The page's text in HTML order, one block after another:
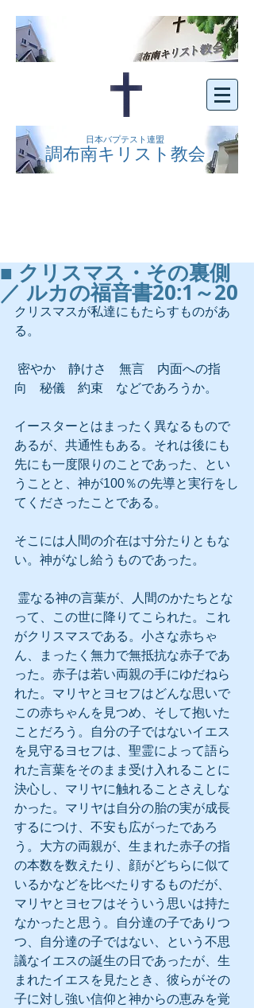
日本バプテスト連盟
調布南キリスト教会
■ クリスマス・その裏側
／ ルカの福音書20:1～20
クリスマスが私達にもたらすものがあ
る。
向　秘儀　約束　などであろうか。
イースターとはまったく異なるもので
あるが、共通性もある。それは後にも
先にも一度限りのことであった、とい
うことと、神が100％の先導と実行をし
てくださったことである。
そこには人間の介在は寸分たりともな
い。神がなし給うものであった。
って、この世に降りてこられた。これ
がクリスマスである。小さな赤ちゃ
ん、まったく無力で無抵抗な赤子であ
った。赤子は若い両親の手にゆだねら
れた。マリヤとヨセフはどんな思いで
この赤ちゃんを見つめ、そして抱いた
ことだろう。自分の子ではないイエス
を見守るヨセフは、聖霊によって語ら
れた言葉をそのまま受け入れることに
決心し、マリヤに触れることさえしな
かった。マリヤは自分の胎の実が成長
するにつけ、不安も広がったであろ
う。大方の両親が、生まれた赤子の指
の本数を数えたり、顔がどちらに似て
いるかなどを比べたりするものだが、
マリヤとヨセフはそういう思いは持た
なかったと思う。自分達の子でありつ
つ、自分達の子ではない、という不思
議なイエスの誕生の日であったが、生
まれたイエスを見たとき、彼らがその
子に対し強い信仰と神からの恵みを覚